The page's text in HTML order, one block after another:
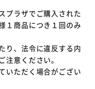
プラザでご購入された
１商品につき１回のみ
り、法令に違反する内
意ください。
いただく場合がござい